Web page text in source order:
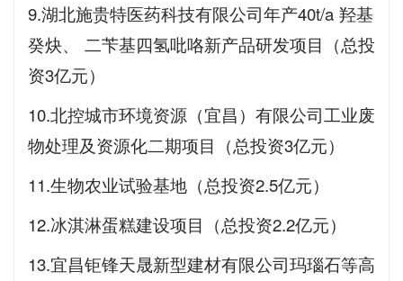
9.湖北施贵特医药科技有限公司年产40t/a 羟基
癸炔、 二苄基四氢吡咯新产品研发项目（总投
资3亿元）
10.北控城市环境资源（宜昌）有限公司工业废
物处理及资源化二期项目（总投资3亿元）
11.生物农业试验基地（总投资2.5亿元）
12.冰淇淋蛋糕建设项目（总投资2.2亿元）
13.宜昌钜锋天晟新型建材有限公司玛瑙石等高